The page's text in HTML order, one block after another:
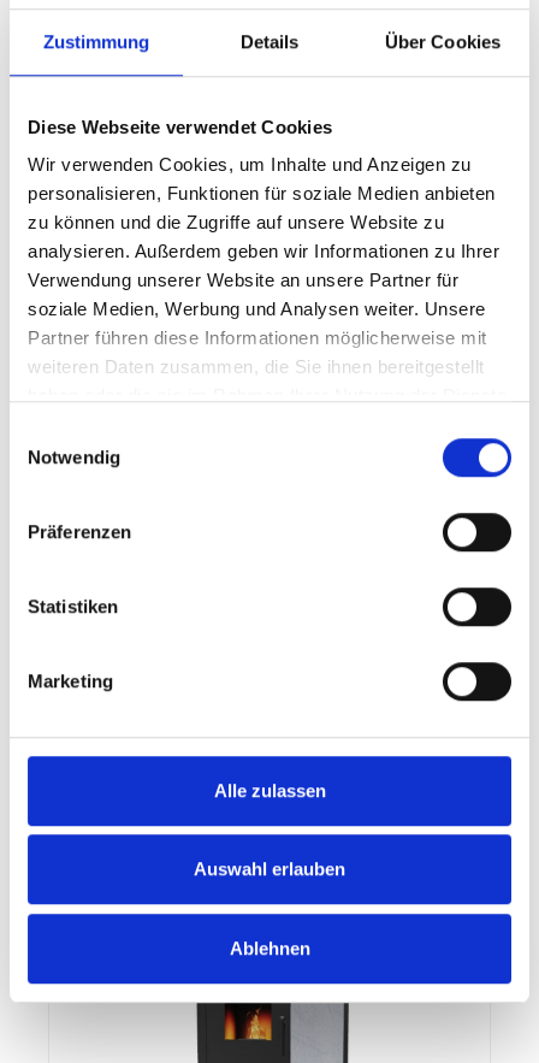
Zustimmung Details Über Cookies
Diese Webseite verwendet Cookies
Wir verwenden Cookies, um Inhalte und Anzeigen zu
personalisieren, Funktionen für soziale Medien anbieten
zu können und die Zugriffe auf unsere Website zu
analysieren. Außerdem geben wir Informationen zu Ihrer
Verwendung unserer Website an unsere Partner für
soziale Medien, Werbung und Analysen weiter. Unsere
Partner führen diese Informationen möglicherweise mit
weiteren Daten zusammen, die Sie ihnen bereitgestellt
Notwendig
Präferenzen
Statistiken
Marketing
Alle zulassen
Auswahl erlauben
Ablehnen
Rika INDUO III, Speckstein,
Rauchrohranschluss oben
8.850,00 €*
Details
8.580,00 €*